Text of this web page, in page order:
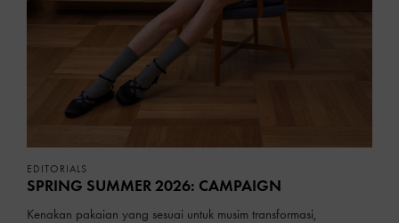
EDITORIALS
SPRING SUMMER 2026: CAMPAIGN
Kenakan pakaian yang sesuai untuk musim transformasi,